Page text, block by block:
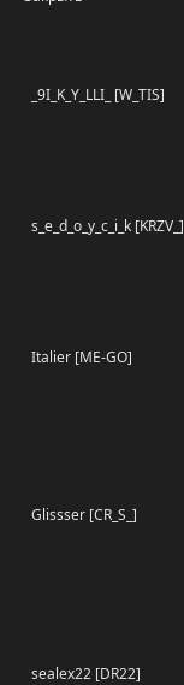
_9I_K_Y_LLI_ [W_TIS]
s_e_d_o_y_c_i_k [KRZV_]
Italier [ME-GO]
Glissser [CR_S_]
sealex22 [DR22]